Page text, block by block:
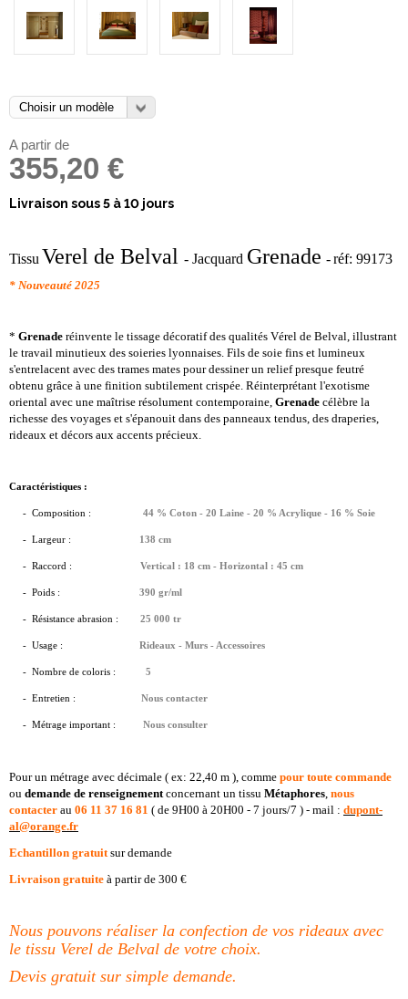
A partir de
355,20 €
Livraison sous 5 à 10 jours
Tissu Verel de Belval - Jacquard Grenade -réf: 99173
* Nouveauté 2025
* Grenade réinvente le tissage décoratif des qualités Vérel de Belval, illustrant
le travail minutieux des soieries lyonnaises. Fils de soie fins et lumineux
s'entrelacent avec des trames mates pour dessiner un relief presque feutré
obtenu grâce à une finition subtilement crispée. Réinterprétant l'exotisme
oriental avec une maîtrise résolument contemporaine, Grenade célèbre la
richesse des voyages et s'épanouit dans des panneaux tendus, des draperies,
rideaux et décors aux accents précieux.
Caractéristiques :
- Composition : 44 % Coton - 20 Laine - 20 % Acrylique - 16 % Soie
- Largeur : 138 cm
- Raccord : Vertical : 18 cm - Horizontal : 45 cm
- Poids : 390 gr/ml
- Résistance abrasion : 25 000 tr
- Usage : Rideaux - Murs - Accessoires
- Nombre de coloris : 5
- Entretien : Nous contacter
- Métrage important : Nous consulter
Pour un métrage avec décimale ( ex: 22,40 m ), comme pour toute commande
ou demande de renseignementconcernant un tissu Métaphores, nous
contacter au 06 11 37 16 81 ( de 9H00 à 20H00 - 7 jours/7 ) - mail : dupont-
al@orange.fr
Echantillon gratuitsur demande
Livraison gratuite à partir de 300 €
Nous pouvons réaliser la confection de vos rideaux avec
le tissu Verel de Belval de votre choix.
Devis gratuit sur simple demande.